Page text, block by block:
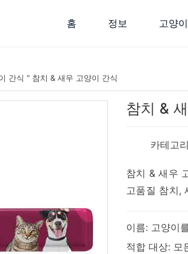
홈 정보 고양
간식 " 참치 & 새우 고양이 간식
참치 &
카테고
참치 & 새우
고품질 참치,
이름: 고양이
적합 대상: 모